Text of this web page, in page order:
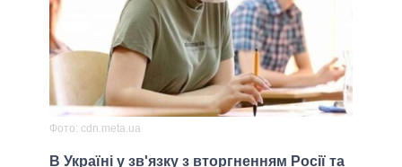
Фото: cdn.meta.ua
В Україні у зв'язку з вторгненням Росії та